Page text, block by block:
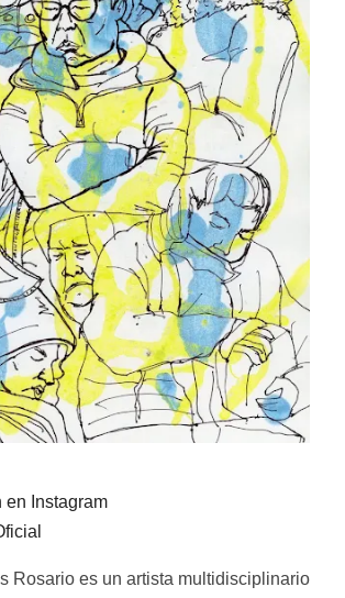
en Instagram
Rosario es un artista multidisciplinario